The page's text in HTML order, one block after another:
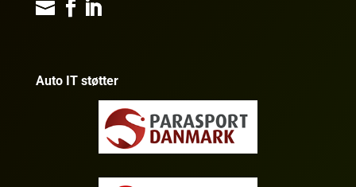
Auto IT støtter